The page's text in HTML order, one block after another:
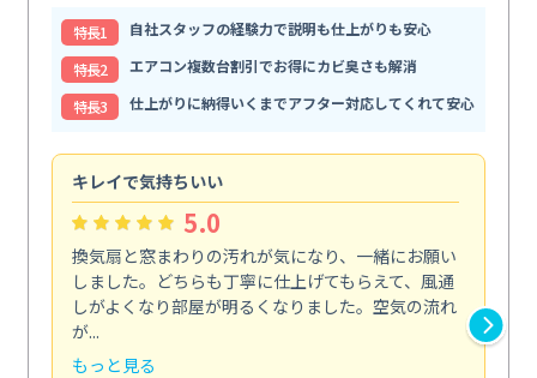
特⻑1
自社スタッフの経験力で説明も仕上がりも安心
特⻑2
エアコン複数台割引でお得にカビ臭さも解消
特⻑3
仕上がりに納得いくまでアフター対応してくれて安心
キレイで気持ちいい
5.0
換気扇と窓まわりの汚れが気になり、一緒にお願い
しました。どちらも丁寧に仕上げてもらえて、風通
しがよくなり部屋が明るくなりました。空気の流れ
が...
もっと見る